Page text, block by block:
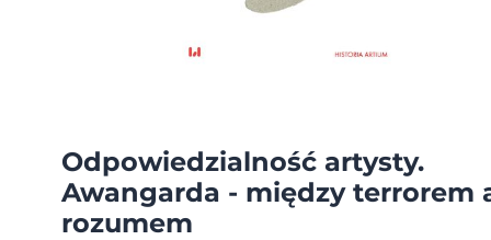
Odpowiedzialność artysty.
Awangarda - między terrorem
rozumem